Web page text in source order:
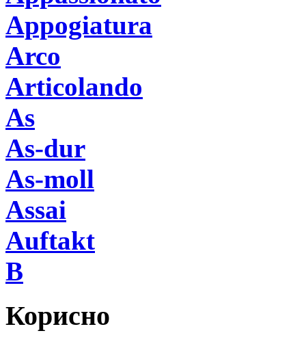
Appogiatura
Arco
Articolando
As
As-dur
As-moll
Assai
Auftakt
B
Корисно